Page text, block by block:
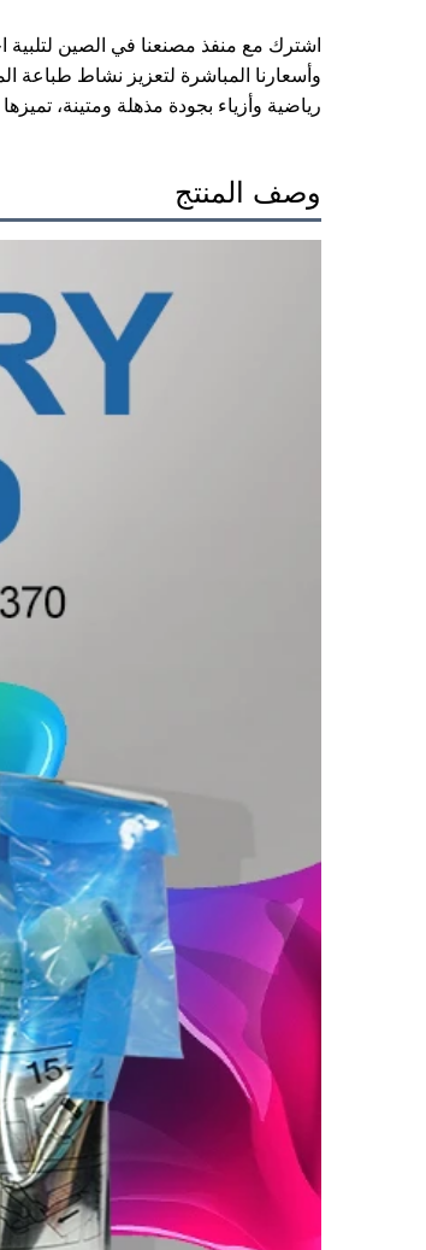
اشترك مع منفذ مصنعنا في الصين لتلبية
وأسعارنا المباشرة لتعزيز نشاط طباعة
رياضية وأزياء بجودة مذهلة ومتينة،
وصف المنتج